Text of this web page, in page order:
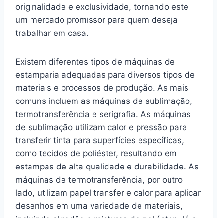
originalidade e exclusividade, tornando este
um mercado promissor para quem deseja
trabalhar em casa.
Existem diferentes tipos de máquinas de
estamparia adequadas para diversos tipos de
materiais e processos de produção. As mais
comuns incluem as máquinas de sublimação,
termotransferência e serigrafia. As máquinas
de sublimação utilizam calor e pressão para
transferir tinta para superfícies específicas,
como tecidos de poliéster, resultando em
estampas de alta qualidade e durabilidade. As
máquinas de termotransferência, por outro
lado, utilizam papel transfer e calor para aplicar
desenhos em uma variedade de materiais,